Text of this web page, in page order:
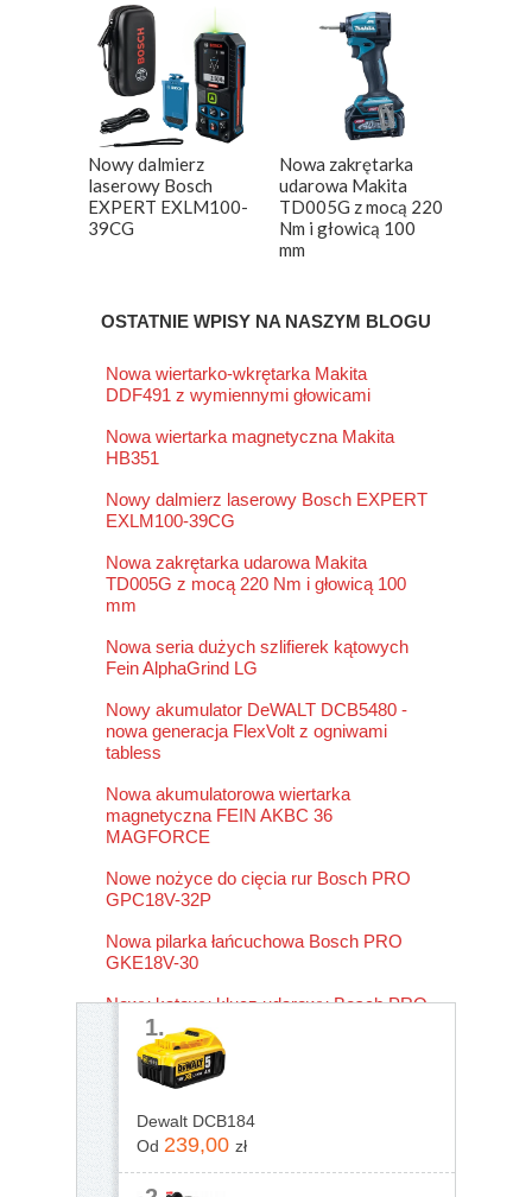
Nowy dalmierz
laserowy Bosch
EXPERT EXLM100-
39CG
Nowa zakrętarka
udarowa Makita
TD005G z mocą 220
Nm i głowicą 100
mm
1.
Dewalt DCB184
Od 239,00 zł
OSTATNIE WPISY NA NASZYM BLOGU
Nowa wiertarko-wkrętarka Makita
DDF491 z wymiennymi głowicami
Nowa wiertarka magnetyczna Makita
HB351
Nowy dalmierz laserowy Bosch EXPERT
EXLM100-39CG
Nowa zakrętarka udarowa Makita
TD005G z mocą 220 Nm i głowicą 100
mm
Nowa seria dużych szlifierek kątowych
Fein AlphaGrind LG
Nowy akumulator DeWALT DCB5480 -
nowa generacja FlexVolt z ogniwami
tabless
Nowa akumulatorowa wiertarka
magnetyczna FEIN AKBC 36
MAGFORCE
Nowe nożyce do cięcia rur Bosch PRO
GPC18V-32P
Nowa pilarka łańcuchowa Bosch PRO
GKE18V-30
Nowy kątowy klucz udarowy Bosch PRO
GRS18V-330